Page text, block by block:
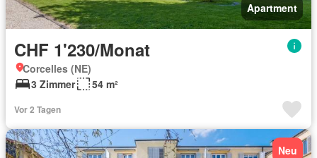
Apartment
CHF 1'230/Monat
Corcelles (NE)
3 Zimmer
54 m²
Vor 2 Tagen
Neu